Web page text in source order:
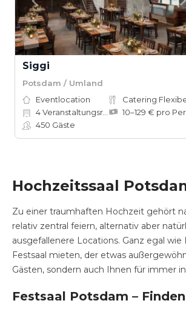
Siggi
Potsdam / Umland
Eventlocation
Catering
4Veranstaltungsräume
450 Gäste
Hochzeitssaal
Zu einer traumhaften Hochzeit gehört
relativ zentral feiern, alternativ aber
ausgefallenere Locations. Ganz egal
Festsaal mieten, der etwas
Gästen, sondern auch Ihnen für immer
Festsaal Potsdam –